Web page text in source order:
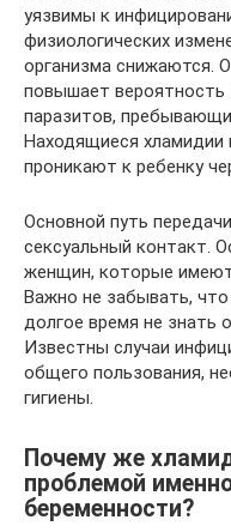
уязвимы к
физиологических
организма снижаются.
повышает вероятность
паразитов,
Находящиеся хламидии
проникают к ребенку
Основной путь
сексуальный контакт.
женщин, которые имеют
Важно не забывать,
долгое время не знать
Известны случаи
общего пользования,
гигиены.
Почему же
проблемой
беременности?